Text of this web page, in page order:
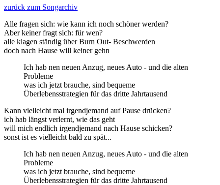
zurück zum Songarchiv
Alle fragen sich: wie kann ich noch schöner werden?
Aber keiner fragt sich: für wen?
alle klagen ständig über Burn Out- Beschwerden
doch nach Hause will keiner gehn
Ich hab nen neuen Anzug, neues Auto - und die alten
Probleme
was ich jetzt brauche, sind bequeme
Überlebensstrategien für das dritte Jahrtausend
Kann vielleicht mal irgendjemand auf Pause drücken?
ich hab längst verlernt, wie das geht
will mich endlich irgendjemand nach Hause schicken?
sonst ist es vielleicht bald zu spät...
Ich hab nen neuen Anzug, neues Auto - und die alten
Probleme
was ich jetzt brauche, sind bequeme
Überlebensstrategien für das dritte Jahrtausend